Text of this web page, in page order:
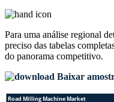
Para uma análise regional
preciso das tabelas
do panorama competitivo.
Baixar